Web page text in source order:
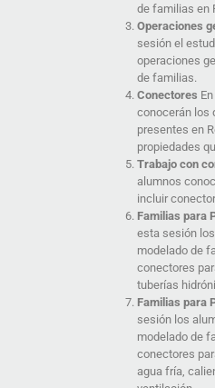
de familias en
Operaciones
sesión el
operaciones
de familias.
Conectores
conocerán los
presentes en
propiedades
Trabajo con
alumnos
incluir
Familias para
esta sesión
modelado de
conectores
tuberías
Familias para
sesión los
modelado de
conectores
agua fría,